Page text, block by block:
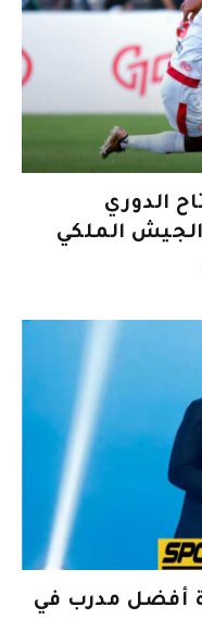
الدوري
الملكي
أفضل مدرب في